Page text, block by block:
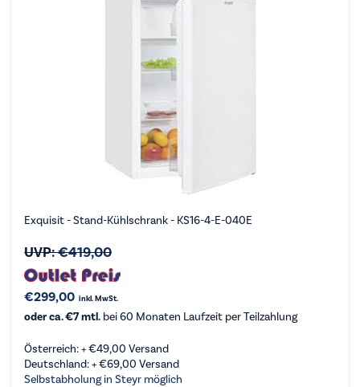
Exquisit - Stand-Kühlschrank - KS16-4-E-040E
UVP:€419,00
€299,00 inkl. MwSt.
oder ca. €7 mtl. bei 60 Monaten Laufzeit per Teilzahlung
Österreich: +€49,00 Versand
Deutschland: +€69,00 Versand
Selbstabholung in Steyr möglich